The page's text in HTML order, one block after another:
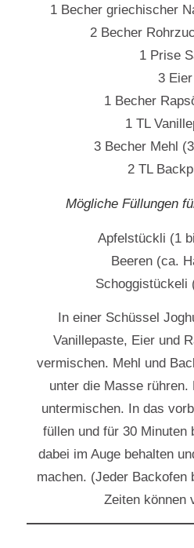
1 Becher griechischer
2 Becher
1 Prise
3 Eier
1 Becher
1 TL
3 Becher Mehl
2 TL
Mögliche Füllungen
Apfelstückli (1
Beeren (ca.
Schoggistückeli
In einer Schüssel
Vanillepaste, Eier und
vermischen. Mehl und
unter die Masse rühren.
untermischen. In das
füllen und für 30 Minuten
dabei im Auge behalten
machen. (Jeder Backofen
Zeiten können